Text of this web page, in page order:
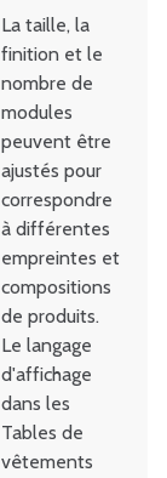
La taille, la
finition et le
nombre de
modules
peuvent être
ajustés pour
correspondre
à différentes
empreintes et
compositions
de produits.
Le langage
d'affichage
dans les
Tables de
vêtements